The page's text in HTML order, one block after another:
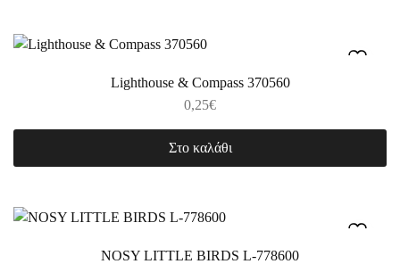
Lighthouse & Compass 370560
0,25€
Στο καλάθι
NOSY LITTLE BIRDS L-778600